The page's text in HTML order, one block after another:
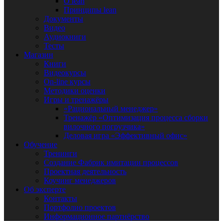
Принципы lean
Документы
Видео
Аудиокниги
Тесты
Магазин
Книги
Видеокурсы
On-line курсы
Методики оценки
Игры и тренажёры
«Рациональный менеджер»
Тренажёр «Оптимизация процесса сборки
вилочного погрузчика»
Деловая игра «Эффективный офис»
Обучение
Тренинги
Создание Фабрик имитации процессов
Проектная деятельность
Коучинг менеджеров
Об эксперте
Контакты
Портфолио проектов
Информационное партнёрство